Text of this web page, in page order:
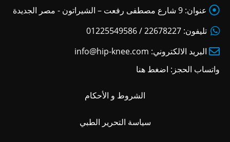
عنوان: 9 شارع مصطفى رفعت – الشيراتون - مصر الجديدة
تليفون: 22678227 / 01225549586
البريد الالكتروني: info@hip-knee.com
واتساب الحجز: اضغط هنا
الشروط و الأحكام
سياسة التحرير الطبي